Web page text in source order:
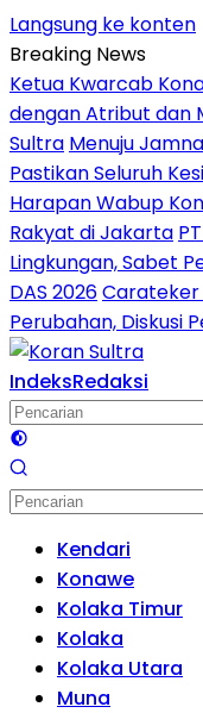
Langsung ke konten
Breaking News
Ketua Kwarcab
dengan Atribut dan
Sultra Menuju
Pastikan Seluruh
Harapan Wabup
Rakyat di Jakarta
Lingkungan, Sabet
DAS 2026Carateker
Perubahan, Diskusi
IndeksRedaksi
Kendari
Konawe
Kolaka Timur
Kolaka
Kolaka Utara
Muna